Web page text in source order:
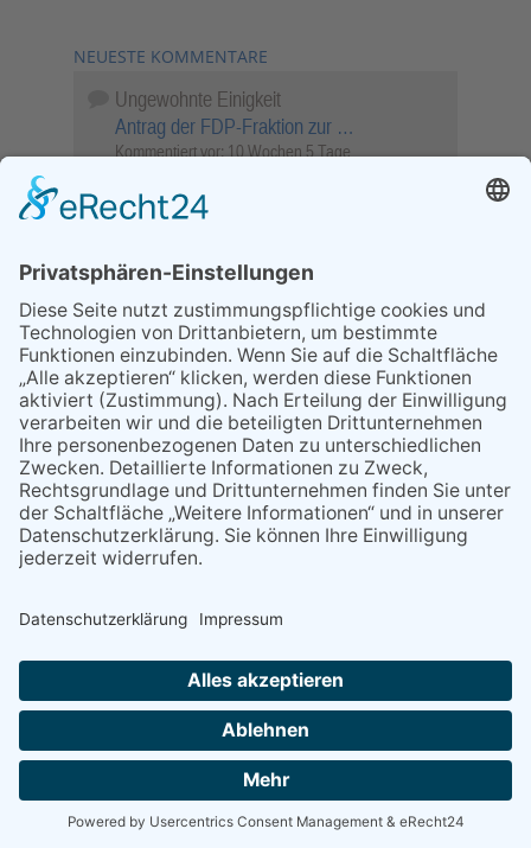
NEUESTE KOMMENTARE
Ungewohnte Einigkeit
Antrag der FDP-Fraktion zur …
Kommentiert vor: 10 Wochen 5 Tage
Objekt …
Kommentiert vor: 26 Wochen 5 Stunden
Sperrung für Wassersportler schlägt hohe
Wellen
Sperrung der Stillgewässer
Kommentiert vor:1 Jahr 50 Wochen
Literarischer Rückblick
Alte Schule
Kommentiert vor:3 Jahre 18 Wochen
Abschaltung der Straßenbeleuchtung
Abschaltung der Strassenbeleuchtung
Kommentiert vor:3 Jahre 29 Wochen
NACH OBEN
Alle Rechte vorbehalten - Rheingau Echo Verlag GmbH, Industriestraße 22, 65366 Geisenheim,
Telefon: (06722) 99 66 - 0, Telefax: (06722) 99 66 - 99, E-Mail:info@rheingau-echo.de
Powered bynative:media.